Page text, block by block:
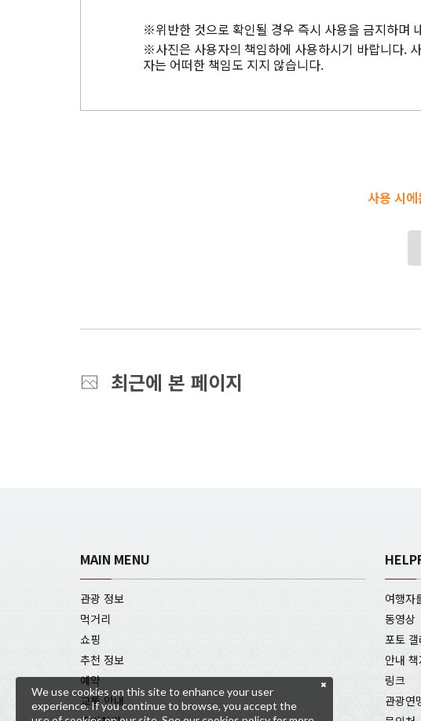
※위반한 것으로 확인될 경우 즉시 사용을 금지하며
※사진은 사용자의 책임하에 사용하시기 바랍니다.
자는 어떠한 책임도 지지 않습니다.
사용 시
최근에 본 페이지
MAIN MENU
관광 정보
먹거리
쇼핑
추천 정보
예약
교통 안내
여행자
동영상
포토 갤
안내
링크
관광연
We use cookies on this site to enhance your user
experience. If you continue to browse, you accept the